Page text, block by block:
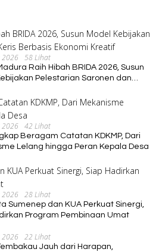
2026 58 Lihat
Raih Hibah BRIDA 2026, Susun
Pelestarian Saronen dan
2026 42 Lihat
Beragam Catatan KDKMP, Dari
Lelang hingga Peran Kepala Desa
2026 28 Lihat
Sumenep dan KUA Perkuat Sinergi,
Program Pembinaan Umat
2026 22 Lihat
Jauh dari Harapan,